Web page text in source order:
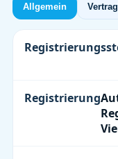
Allgemein
Registrierung